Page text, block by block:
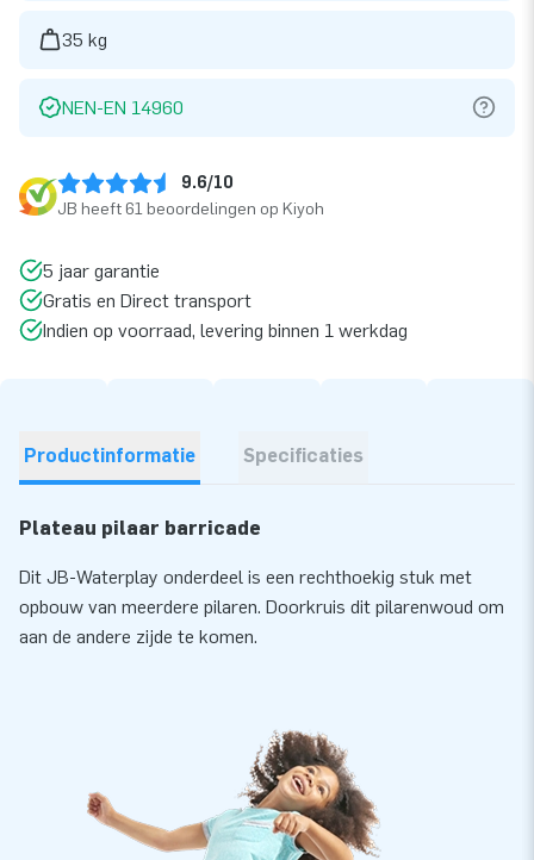
35 kg
NEN-EN 14960
9.6/10
JB heeft 61 beoordelingen op Kiyoh
5 jaar garantie
Gratis en Direct transport
Indien op voorraad, levering binnen 1 werkdag
Productinformatie Specificaties
Plateau pilaar barricade
Dit JB-Waterplay onderdeel is een rechthoekig stuk met
opbouw van meerdere pilaren. Doorkruis dit pilarenwoud om
aan de andere zijde te komen.